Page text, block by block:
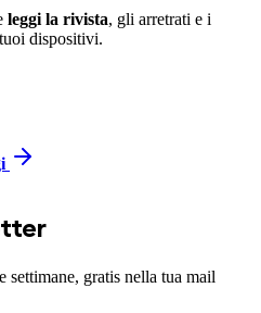
leggi la rivista, gli arretrati e i
dispositivi.
gratis nella tua mail